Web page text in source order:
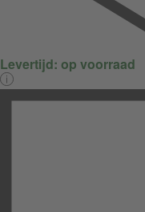
Levertijd: op voorraad